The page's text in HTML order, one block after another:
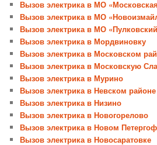
Вызов электрика в МО «Московская
Вызов электрика в МО
Вызов электрика в МО
Вызов электрика в Мордвиновку
Вызов электрика в Московском
Вызов электрика в Московскую
Вызов электрика в Мурино
Вызов электрика в Невском районе
Вызов электрика в Низино
Вызов электрика в Новогорелово
Вызов электрика в Новом
Вызов электрика в Новосаратовке